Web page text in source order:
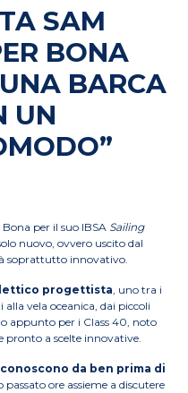
SAM
BONA
BARCA
UN
per il suo IBSA Sailing
nuovo, ovvero uscito dal
soprattutto innovativo.
progettista, uno tra i
vela oceanica, dai piccoli
appunto per i Class 40, noto
pronto a scelte innovative.
da ben prima di
passato ore assieme a discutere